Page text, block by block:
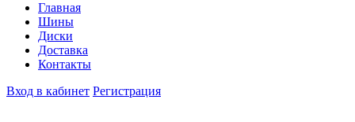
Главная
Шины
Диски
Доставка
Контакты
Вход в кабинет Регистрация